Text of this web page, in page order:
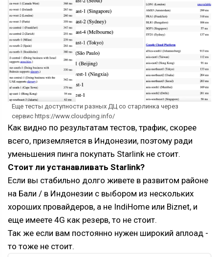
Еще тесты доступности разных ДЦ со старлинка через
сервис https://www.cloudping.info/
Как видно по результатам тестов, трафик, скорее
всего, приземляется в Индонезии, поэтому ради
уменьшения пинга покупать Starlink не стоит.
Стоит ли устанавливать Starlink?
Если вы стабильно долго живете в развитом районе
на Бали / в Индонезии с выбором из нескольких
хороших провайдеров, а не IndiHome или Biznet, и
еще имеете 4G как резерв, то не стоит.
Так же если вам постоянно нужен широкий аплоад -
то тоже не стоит.